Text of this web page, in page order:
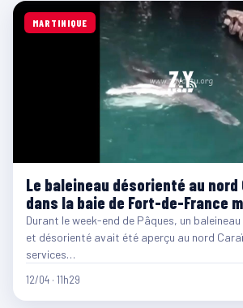
MARTINIQUE
Le baleineau désorienté au nord
dans la baie de Fort-de-France
Durant le week-end de Pâques, un
et désorienté avait été aperçu au nord
services…
12/04 · 11h29